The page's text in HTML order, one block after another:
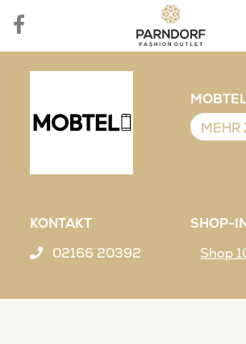
MEHR
KONTAKT
02166 20392
SHOP-
Shop